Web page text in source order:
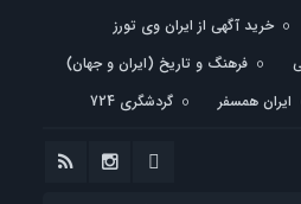
خرید آگهی از ایران وی تورز
فرهنگ و تاریخ (ایران و جهان)
ایران همسفر گردشگری 724